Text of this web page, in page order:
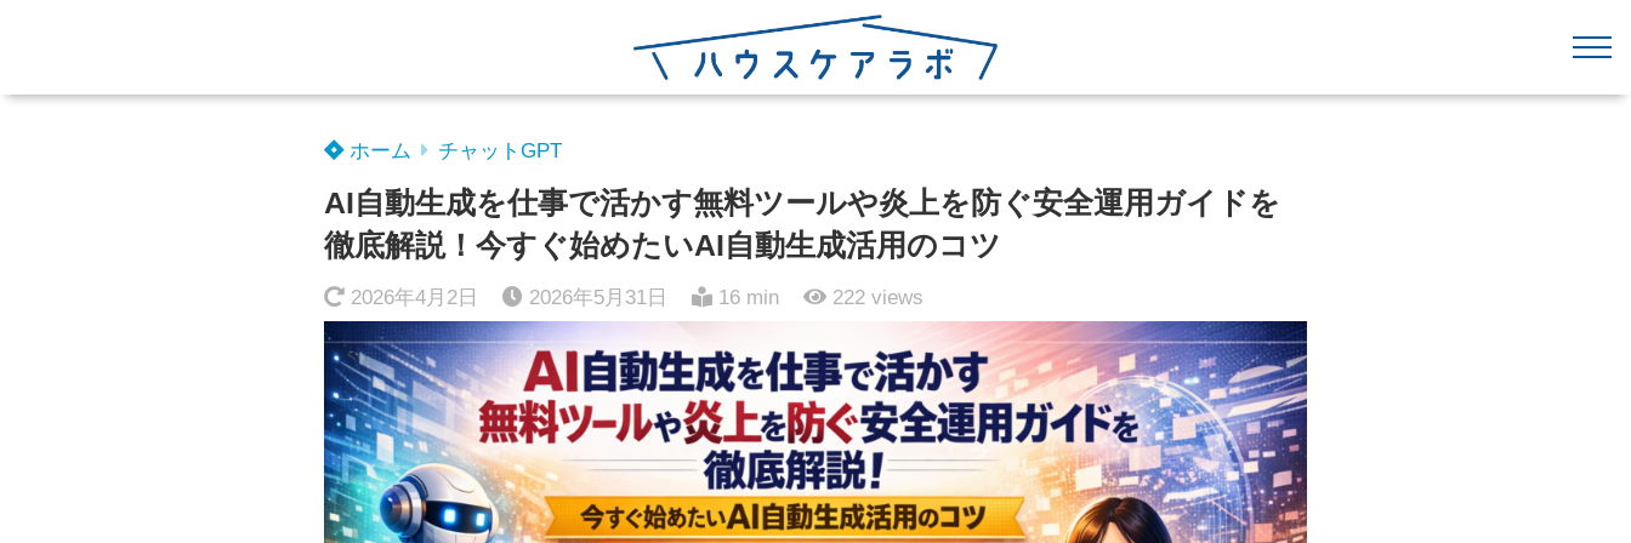
ホーム チャットGPT
AI自動生成を仕事で活かす無料ツールや炎上を防ぐ安全運用ガイドを
徹底解説！今すぐ始めたいAI自動生成活用のコツ
2026年4月2日 2026年5月31日 16 min 222 views